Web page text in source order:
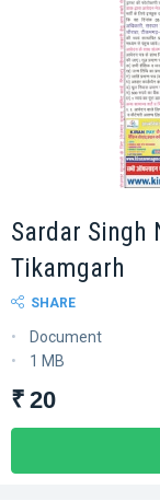
Sardar Singh
Tikamgarh
SHARE
Document
1 MB
₹ 20